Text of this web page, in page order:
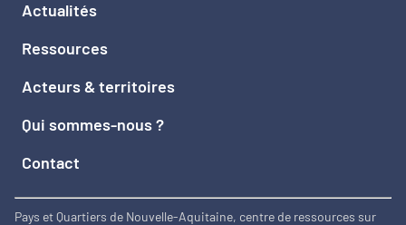
Actualités
Ressources
Acteurs & territoires
Qui sommes-nous ?
Contact
Pays et Quartiers de Nouvelle-Aquitaine, centre de ressources sur